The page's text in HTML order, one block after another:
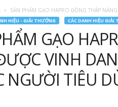
SẢN PHẨM GẠO HAPRO ĐỒNG THÁP
HIỆU - GIẢI THƯỞNG CÁC DANH HIỆU GIẢI
GẠO
VINH
NGƯỜI TIÊU